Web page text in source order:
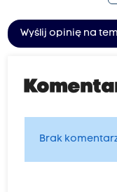
Wyślij opinię na
Brak